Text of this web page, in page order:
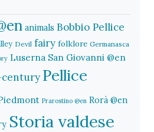
animals Bobbio Pellice
Devil fairy folklore Germanasca
Luserna San Giovanni @en
Pellice
Prarostino @en Rorà @en
Storia valdese